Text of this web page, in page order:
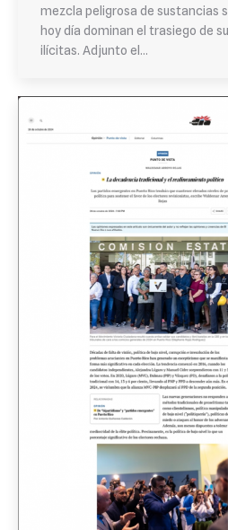
mezcla peligrosa de sustancias
hoy día dominan el trasiego de
ilícitas. Adjunto el…